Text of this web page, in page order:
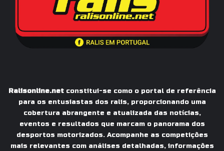
Ralisonline.netconstitui-se como o portal de referência
para os entusiastas dos ralis, proporcionando uma
cobertura abrangente e atualizada das notícias,
eventos e resultados que marcam o panorama dos
desportos motorizados. Acompanhe as competições
mais relevantes com análises detalhadas, informações